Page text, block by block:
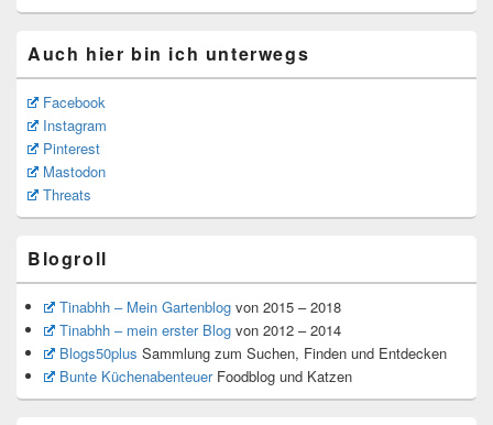
Auch hier bin ich unterwegs
Facebook
Instagram
Pinterest
Mastodon
Threats
Blogroll
Tinabhh – Mein Gartenblogvon 2015 – 2018
Tinabhh – mein erster Blogvon 2012 – 2014
Blogs50plus Sammlung zum Suchen, Finden und Entdecken
Bunte KüchenabenteuerFoodblog und Katzen